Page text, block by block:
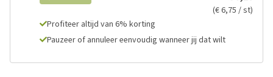
(€ 6,75 / st)
Profiteer altijd van 6% korting
Pauzeer of annuleer eenvoudig wanneer jij dat wilt